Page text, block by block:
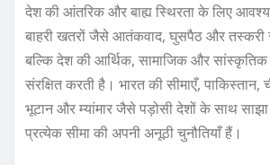
देश की आंतरिक और बाह्य स्थिरता के लिए
बाहरी खतरों जैसे आतंकवाद, घुसपैठ और तस्करी
बल्कि देश की आर्थिक, सामाजिक और सांस्कृतिक
संरक्षित करती है। भारत की सीमाएँ, पाकिस्तान,
भूटान और म्यांमार जैसे पड़ोसी देशों के साथ
प्रत्येक सीमा की अपनी अनूठी चुनौतियाँ हैं।